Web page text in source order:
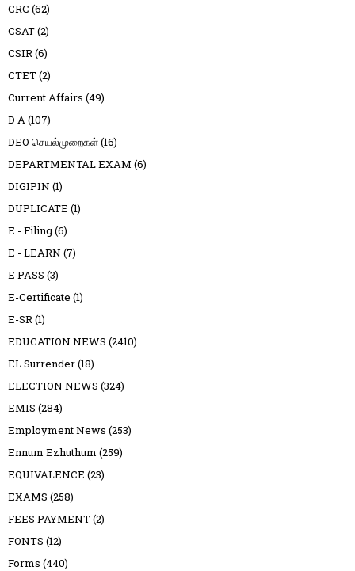
CRC (62)
CSAT(2)
CSIR(6)
CTET(2)
Current Affairs (49)
D A(107)
DEO செயல்முறைகள்(16)
DEPARTMENTAL EXAM (6)
DIGIPIN (1)
DUPLICATE (1)
E - Filing(6)
E - LEARN (7)
E PASS (3)
E-Certificate (1)
E-SR(1)
EDUCATION NEWS (2410)
EL Surrender(18)
ELECTION NEWS (324)
EMIS (284)
Employment News (253)
Ennum Ezhuthum (259)
EQUIVALENCE (23)
EXAMS (258)
FEES PAYMENT(2)
FONTS (12)
Forms (440)